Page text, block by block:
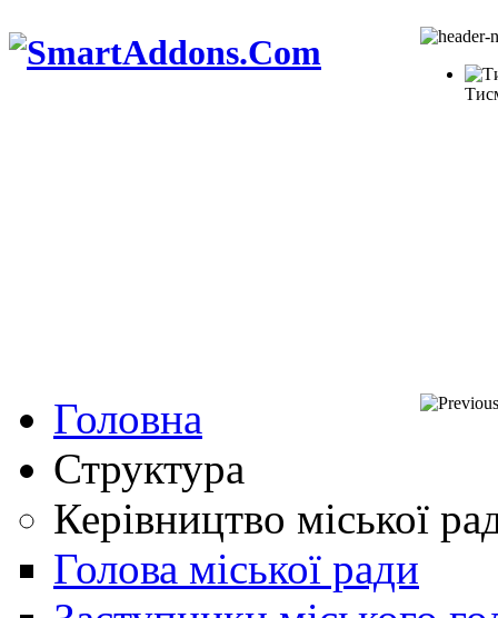
Головна
Структура
Керівництво міської
Голова міської ради